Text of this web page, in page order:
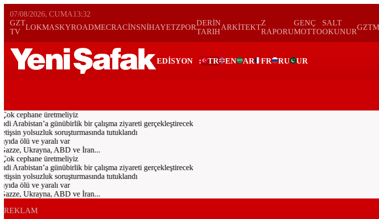
07/08/2026, CUMA13:32
GZT
TV
LOKMASKYROADMECRACİNSNİHAYETZPOR
DERİN
TARIH
ARKİTEKT
Z
RAPORU
GENÇ
MOTTO
SALT
OKUNUR
EDİSYON : TR EN AR FR RU UR
cephane üretmeliyiz
Arabistan’a günübirlik bir çalışma ziyareti gerçekleştirecek
yolsuzluk soruşturmasında tutuklandı
ölü ve yaralı var
Ukrayna, ABD ve İran...
cephane üretmeliyiz
Arabistan’a günübirlik bir çalışma ziyareti gerçekleştirecek
yolsuzluk soruşturmasında tutuklandı
ölü ve yaralı var
Ukrayna, ABD ve İran...
REKLAM